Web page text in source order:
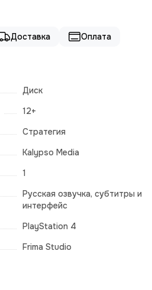
Доставка Оплата
Диск
12+
Стратегия
Kalypso Media
1
Русская озвучка, субтитры и
интерфейс
PlayStation 4
Frima Studio